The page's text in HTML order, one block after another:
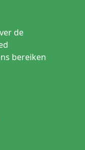
de
bereiken